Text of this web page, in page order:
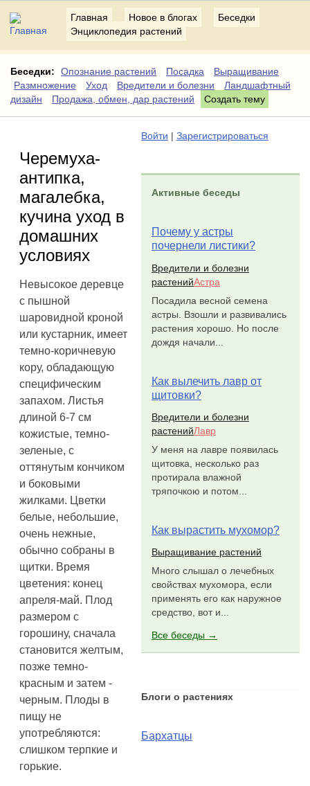
Главная Новое в блогах
Беседки
Энциклопедия растений
Беседки: Опознание растений Посадка
Выращивание
Размножение
Уход Вредители и болезни
Ландшафтный
дизайн
Продажа, обмен, дар растений Создать тему
Черемуха-
антипка,
магалебка,
кучина уход в
домашних
условиях
Невысокое деревце
с пышной
шаровидной кроной
или кустарник, имеет
темно-коричневую
кору, обладающую
специфическим
запахом. Листья
длиной 6-7 см
кожистые, темно-
зеленые, с
оттянутым кончиком
и боковыми
жилками. Цветки
белые, небольшие,
очень нежные,
обычно собраны в
щитки. Время
цветения: конец
апреля-май. Плод
размером с
горошину, сначала
становится желтым,
позже темно-
красным и затем -
черным. Плоды в
пищу не
употребляются:
слишком терпкие и
горькие.
Войти | Зарегистрироваться
Активные беседы
Почему у астры
почернели листики?
Вредители и болезни
растенийАстра
Посадила весной семена
астры. Взошли и развивались
растения хорошо. Но после
дождя начали...
Как вылечить лавр от
щитовки?
Вредители и болезни
растенийЛавр
У меня на лавре появилась
щитовка, несколько раз
протирала влажной
тряпочкою и потом...
Как вырастить мухомор?
Выращивание растений
Много слышал о лечебных
свойствах мухомора, если
применять его как наружное
средство, вот и...
Все беседы →
Блоги о растениях
Бархатцы